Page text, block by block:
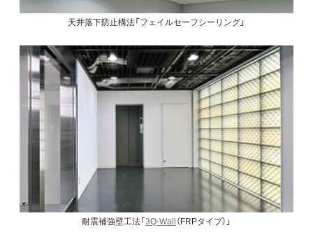
天井落下防止構法「フェイルセーフシーリング」
耐震補強壁工法「3Q-Wall（FRPタイプ）」